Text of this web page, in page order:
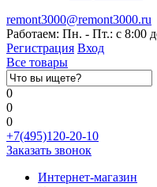
remont3000@remont3000.ru
Работаем: Пн. - Пт.: с 8:00
Регистрация Вход
Все товары
0
0
0
+7(495)120-20-10
Заказать звонок
Интернет-магазин